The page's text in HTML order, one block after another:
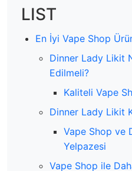
LIST
En İyi Vape Shop
Dinner Lady Likit
Edilmeli?
Kaliteli Vape
Dinner Lady Likit
Vape Shop ve
Yelpazesi
Vape Shop ile